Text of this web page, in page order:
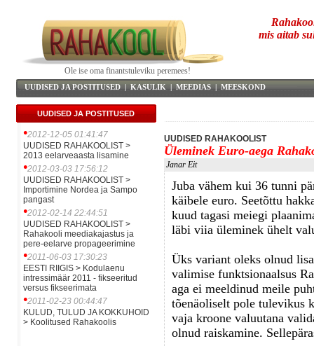
Ole ise oma finantstuleviku peremees!
mis aitab
UUDISED JA POSTITUSED | KASULIK | MEEDIAS | MEESKOND
UUDISED JA POSTITUSED
•2012-12-05 01:41:47
UUDISED RAHAKOOLIST >
2013 eelarveaasta lisamine
•2012-03-03 17:56:12
UUDISED RAHAKOOLIST >
Importimine Nordea ja Sampo
pangast
•2012-02-14 22:44:51
UUDISED RAHAKOOLIST >
Rahakooli meediakajastus ja
pere-eelarve propageerimine
•2011-06-03 17:30:23
EESTI RIIGIS > Kodulaenu
intressimäär 2011 - fikseeritud
versus fikseerimata
•2011-02-23 00:44:47
KULUD, TULUD JA KOKKUHOID
> Koolitused Rahakoolis
UUDISED RAHAKOOLIST
Üleminek Euro-aega
Janar Eit
Juba vähem kui 36 tunni
käibele euro. Seetõttu
kuud tagasi meiegi
läbi viia üleminek ühelt
Üks variant oleks olnud
valimise funktsionaalsus
aga ei meeldinud meile
tõenäoliselt pole tulevikus
vaja kroone valuutana
olnud raiskamine.